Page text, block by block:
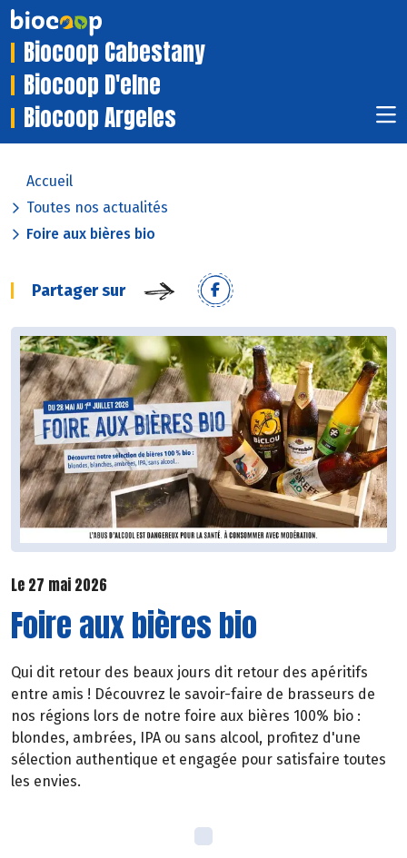
Biocoop Cabestany
Biocoop D'elne
Biocoop Argeles
Accueil
Toutes nos actualités
Foire aux bières bio
Partager sur
Le 27 mai 2026
Foire aux bières bio
Qui dit retour des beaux jours dit retour des apéritifs
entre amis ! Découvrez le savoir-faire de brasseurs de
nos régions lors de notre foire aux bières 100% bio :
blondes, ambrées, IPA ou sans alcool, profitez d'une
sélection authentique et engagée pour satisfaire toutes
les envies.